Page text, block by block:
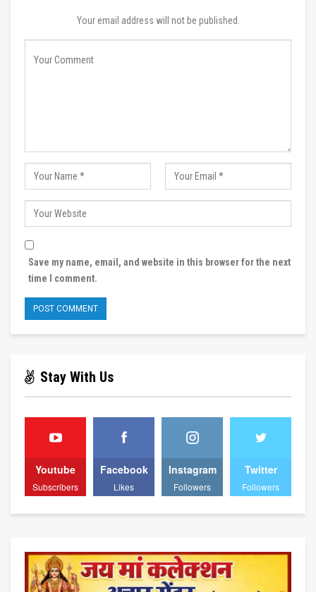
Your email address will not be published.
Save my name, email, and website in this browser for the next
time I comment.
Stay With Us
Youtube
Subscribers
Facebook
Likes
Instagram
Followers
Twitter
Followers